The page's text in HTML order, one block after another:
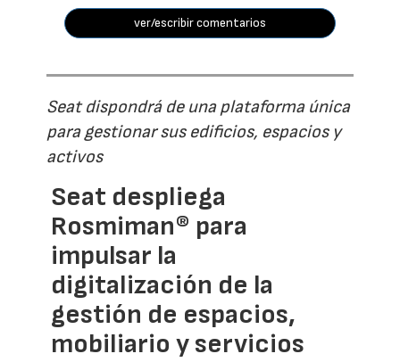
ver/escribir comentarios
Seat dispondrá de una plataforma única
para gestionar sus edificios, espacios y
activos
Seat despliega
Rosmiman® para
impulsar la
digitalización de la
gestión de espacios,
mobiliario y servicios